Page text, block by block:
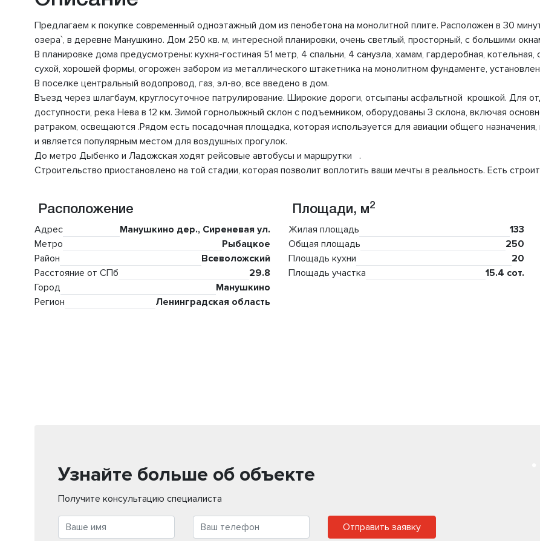
Предлагаем к покупке современный одноэтажный дом из пенобетона на монолитной плите. Расположен в 30
озера`, в деревне Манушкино. Дом 250 кв. м, интересной планировки, очень светлый, просторный, с большими
В планировке дома предусмотрены: кухня-гостиная 51 метр, 4 спальни, 4 санузла, хамам, гардеробная,
сухой, хорошей формы, огорожен забором из металлического штакетника на монолитном фундаменте,
В поселке центральный водопровод, газ, эл-во, все введено в дом.
Въезд через шлагбаум, круглосуточное патрулирование. Широкие дороги, отсыпаны асфальтной крошкой. Для
доступности, река Нева в 12 км. Зимой горнолыжный склон с подъемником, оборудованы 3 склона, включая
ратраком, освещаются .Рядом есть посадочная площадка, которая используется для авиации общего
и является популярным местом для воздушных прогулок.
До метро Дыбенко и Ладожская ходят рейсовые автобусы и маршрутки .
Строительство приостановлено на той стадии, которая позволит воплотить ваши мечты в реальность. Есть
Расположение
Адрес
Манушкино дер., Сиреневая ул.
Метро
Рыбацкое
Район
Всеволожский
Расстояние от СПб
29.8
Город
Манушкино
Регион
Ленинградская область
Площади, м2
Жилая площадь
133
Общая площадь
250
Площадь кухни
20
Площадь участка
15.4 сот.
Узнайте больше об объекте
Получите консультацию специалиста
Отправить заявку